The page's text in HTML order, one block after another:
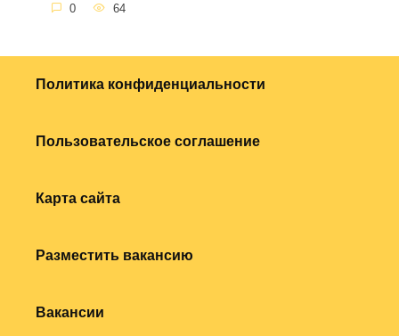
0 64
Политика конфиденциальности
Пользовательское соглашение
Карта сайта
Разместить вакансию
Вакансии